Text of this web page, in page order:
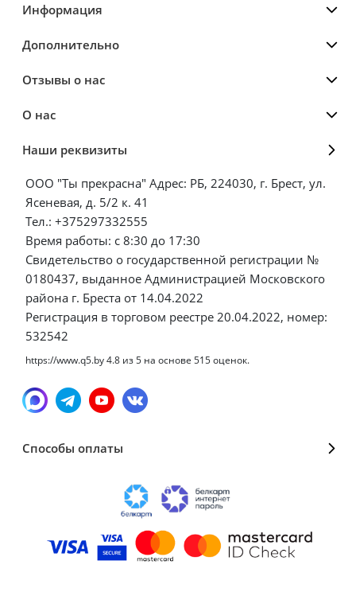
Информация
Дополнительно
Отзывы о нас
О нас
Наши реквизиты
ООО "Ты прекрасна" Адрес: РБ, 224030, г. Брест, ул.
Ясеневая, д. 5/2 к. 41
Тел.: +375297332555
Время работы: с 8:30 до 17:30
Свидетельство о государственной регистрации №
0180437, выданное Администрацией Московского
района г. Бреста от 14.04.2022
Регистрация в торговом реестре 20.04.2022, номер:
532542
https://www.q5.by4.8 из5 на основе 515оценок.
Способы оплаты